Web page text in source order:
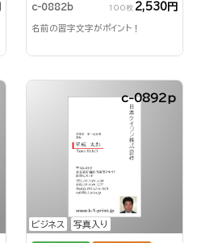
c-0882b 100枚 2,530円
名前の習字文字がポイント！
ビジネス 写真入り
c-0892p